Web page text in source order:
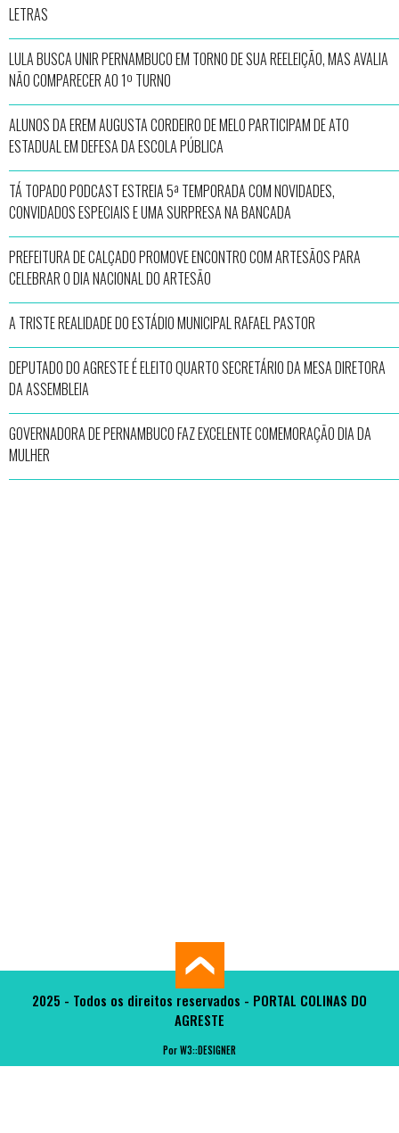
LETRAS
LULA BUSCA UNIR PERNAMBUCO EM TORNO DE SUA REELEIÇÃO, MAS AVALIA
NÃO COMPARECER AO 1º TURNO
ALUNOS DA EREM AUGUSTA CORDEIRO DE MELO PARTICIPAM DE ATO
ESTADUAL EM DEFESA DA ESCOLA PÚBLICA
TÁ TOPADO PODCAST ESTREIA 5ª TEMPORADA COM NOVIDADES,
CONVIDADOS ESPECIAIS E UMA SURPRESA NA BANCADA
PREFEITURA DE CALÇADO PROMOVE ENCONTRO COM ARTESÃOS PARA
CELEBRAR O DIA NACIONAL DO ARTESÃO
A TRISTE REALIDADE DO ESTÁDIO MUNICIPAL RAFAEL PASTOR
DEPUTADO DO AGRESTE É ELEITO QUARTO SECRETÁRIO DA MESA DIRETORA
DA ASSEMBLEIA
GOVERNADORA DE PERNAMBUCO FAZ EXCELENTE COMEMORAÇÃO DIA DA
MULHER
2025 - Todos os direitos reservados - PORTAL COLINAS DO
AGRESTE
Por W3::DESIGNER